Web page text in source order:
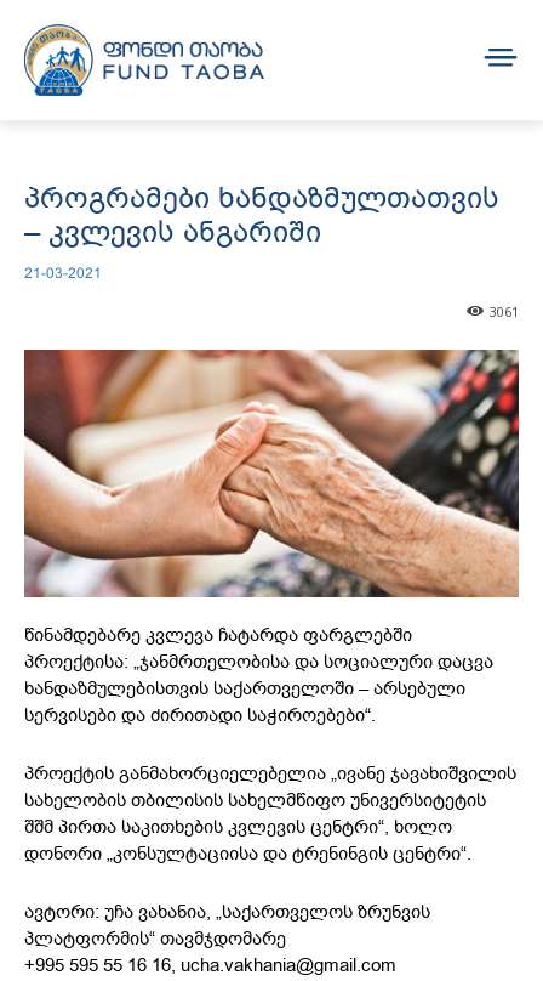
პროგრამები ხანდაზმულთათვის
– კვლევის ანგარიში
21-03-2021
3061
წინამდებარე კვლევა ჩატარდა ფარგლებში
პროექტისა: „ჯანმრთელობისა და სოციალური დაცვა
ხანდაზმულებისთვის საქართველოში – არსებული
სერვისები და ძირითადი საჭიროებები“.
პროექტის განმახორციელებელია „ივანე ჯავახიშვილის
სახელობის თბილისის სახელმწიფო უნივერსიტეტის
შშმ პირთა საკითხების კვლევის ცენტრი“, ხოლო
დონორი „კონსულტაციისა და ტრენინგის ცენტრი“.
ავტორი: უჩა ვახანია, „საქართველოს ზრუნვის
პლატფორმის“ თავმჯდომარე
+995 595 55 16 16, ucha.vakhania@gmail.com